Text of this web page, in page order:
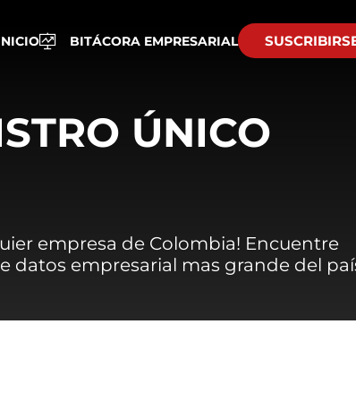
BITÁCORA EMPRESARIAL
ÚNICO
empresa de Colombia! Encuentre
datos empresarial mas grande del